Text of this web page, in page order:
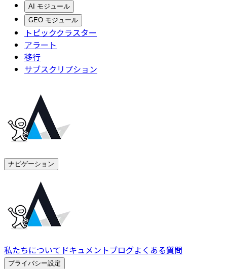
AI モジュール
GEO モジュール
トピッククラスター
アラート
移行
サブスクリプション
ナビゲーション
私たちについて ドキュメントブログよくある質問
プライバシー設定